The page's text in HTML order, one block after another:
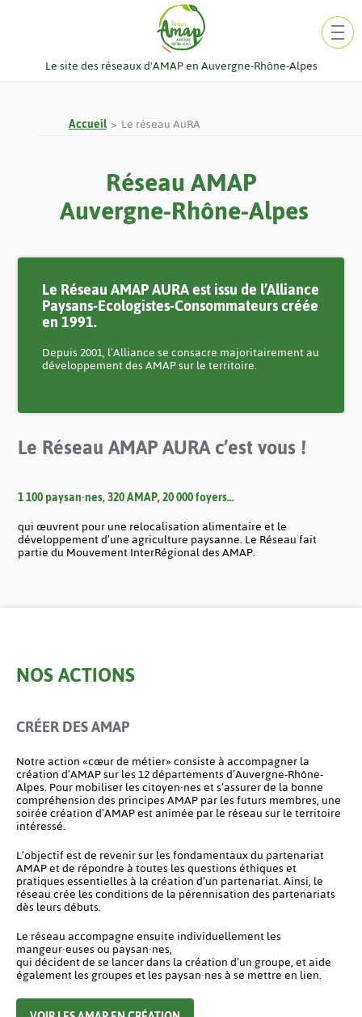
Le site des réseaux d'AMAP en Auvergne-Rhône-Alpes
Accueil Le réseau AuRA
Réseau AMAP
Auvergne-Rhône-Alpes
Le Réseau AMAP AURA est issu de l’Alliance
Paysans-Ecologistes-Consommateurs créée
en 1991.
Depuis 2001, l’Alliance se consacre majoritairement au
développement des AMAP sur le territoire.
Le Réseau AMAP AURA c’est vous !
1 100 paysan·nes, 320 AMAP, 20 000 foyers…
qui œuvrent pour une relocalisation alimentaire et le
développement d’une agriculture paysanne. Le Réseau fait
partie du Mouvement InterRégional des AMAP.
NOS ACTIONS
CRÉER DES AMAP
Notre action «cœur de métier» consiste à accompagner la
création d’AMAP sur les 12 départements d’Auvergne-Rhône-
Alpes. Pour mobiliser les citoyen·nes et s’assurer de la bonne
compréhension des principes AMAP par les futurs membres, une
soirée création d’AMAP est animée par le réseau sur le territoire
intéressé.
L’objectif est de revenir sur les fondamentaux du partenariat
AMAP et de répondre à toutes les questions éthiques et
pratiques essentielles à la création d’un partenariat. Ainsi, le
réseau crée les conditions de la pérennisation des partenariats
dès leurs débuts.
Le réseau accompagne ensuite individuellement les
mangeur·euses ou paysan·nes,
qui décident de se lancer dans la création d’un groupe, et aide
également les groupes et les paysan·nes à se mettre en lien.